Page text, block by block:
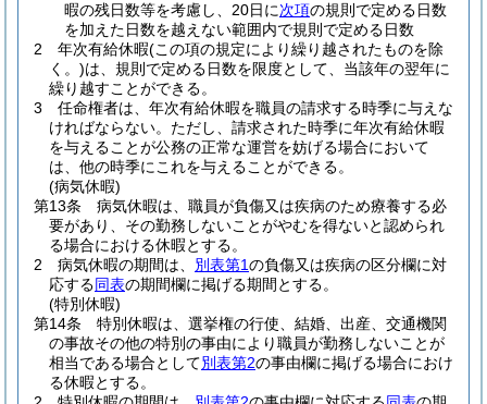
暇の残日数等を考慮し、20日に次項の規則で定める日数
を加えた日数を越えない範囲内で規則で定める日数
2
年次有給休暇(この項の規定により繰り越されたものを除
く。)は、規則で定める日数を限度として、当該年の翌年に
繰り越すことができる。
3
任命権者は、年次有給休暇を職員の請求する時季に与えな
ければならない。 ただし、請求された時季に年次有給休暇
を与えることが公務の正常な運営を妨げる場合において
は、他の時季にこれを与えることができる。
(病気休暇)
第13条
病気休暇は、職員が負傷又は疾病のため療養する必
要があり、その勤務しないことがやむを得ないと認められ
る場合における休暇とする。
2
病気休暇の期間は、 別表第1の負傷又は疾病の区分欄に対
応する同表の期間欄に掲げる期間とする。
(特別休暇)
第14条
特別休暇は、選挙権の行使、結婚、出産、交通機関
の事故その他の特別の事由により職員が勤務しないことが
相当である場合として別表第2の事由欄に掲げる場合におけ
る休暇とする。